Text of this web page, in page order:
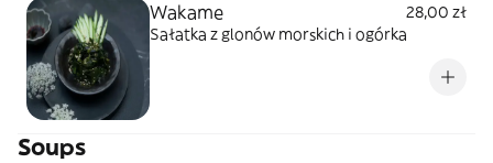
Wakame
28,00 zł
Sałatka z glonów morskich i ogórka
Soups